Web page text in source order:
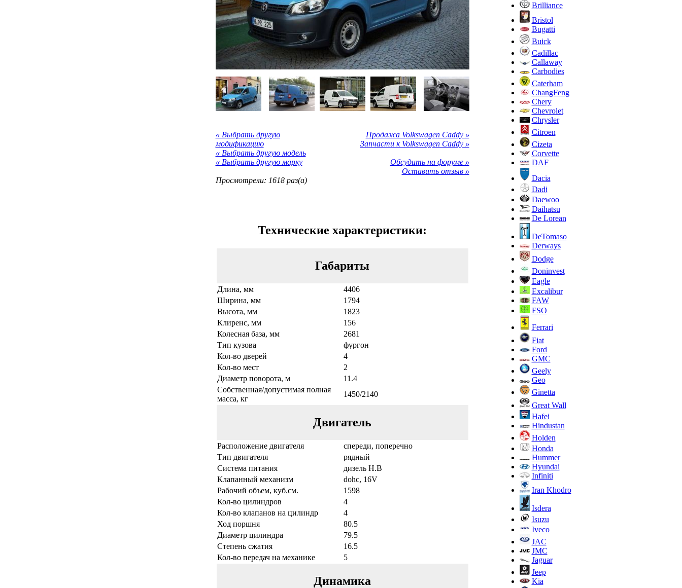
« Выбрать другую
модификацию
« Выбрать другую модель
« Выбрать другую марку
Просмотрели: 1618 раз(а)
Продажа Volkswagen Caddy »
Запчасти к Volkswagen Caddy »
Обсудить на форуме »
Оставить отзыв »
Технические характеристики:
Габариты
Длина, мм
4406
Ширина, мм
1794
Высота, мм
1823
Клиренс, мм
156
Колесная база, мм
2681
Тип кузова
фургон
Кол-во дверей
4
Кол-во мест
2
Диаметр поворота, м
11.4
Собственная/допустимая полная
масса, кг
1450/2140
Двигатель
Расположение двигателя
спереди, поперечно
Тип двигателя
рядный
Система питания
дизель Н.В
Клапанный механизм
dohc, 16V
Рабочий объем, куб.см.
1598
Кол-во цилиндров
4
Кол-во клапанов на цилиндр
4
Ход поршня
80.5
Диаметр цилиндра
79.5
Степень сжатия
16.5
Кол-во передач на механике
5
Динамика
Brilliance
Bristol
Bugatti
Buick
Cadillac
Callaway
Carbodies
Caterham
ChangFeng
Chery
Chevrolet
Chrysler
Citroen
Cizeta
Corvette
DAF
Dacia
Dadi
Daewoo
Daihatsu
De Lorean
DeTomaso
Derways
Dodge
Doninvest
Eagle
Excalibur
FAW
FSO
Ferrari
Fiat
Ford
GMC
Geely
Geo
Ginetta
Great Wall
Hafei
Hindustan
Holden
Honda
Hummer
Hyundai
Infiniti
Iran Khodro
Isdera
Isuzu
Iveco
JAC
JMC
Jaguar
Jeep
Kia